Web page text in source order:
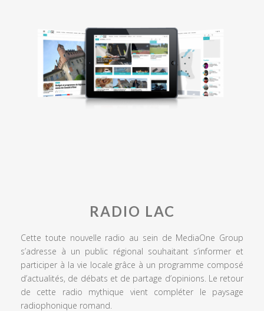
RADIO LAC
Cette toute nouvelle radio au sein de MediaOne Group
s’adresse à un public régional souhaitant s’informer et
participer à la vie locale grâce à un programme composé
d’actualités, de débats et de partage d’opinions. Le retour
de cette radio mythique vient compléter le paysage
radiophonique romand.